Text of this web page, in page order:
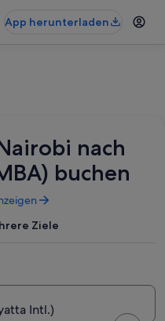
App herunterladen
nach
buchen
Ziele
Intl.)